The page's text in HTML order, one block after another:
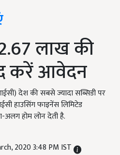
लाख की
करें आवेदन
देश की सबसे ज्यादा सब्सिडी पर
हाउसिंग फाइनेंस लिमिटेड
होम लोन देती है.
2020 3:48 PM IST